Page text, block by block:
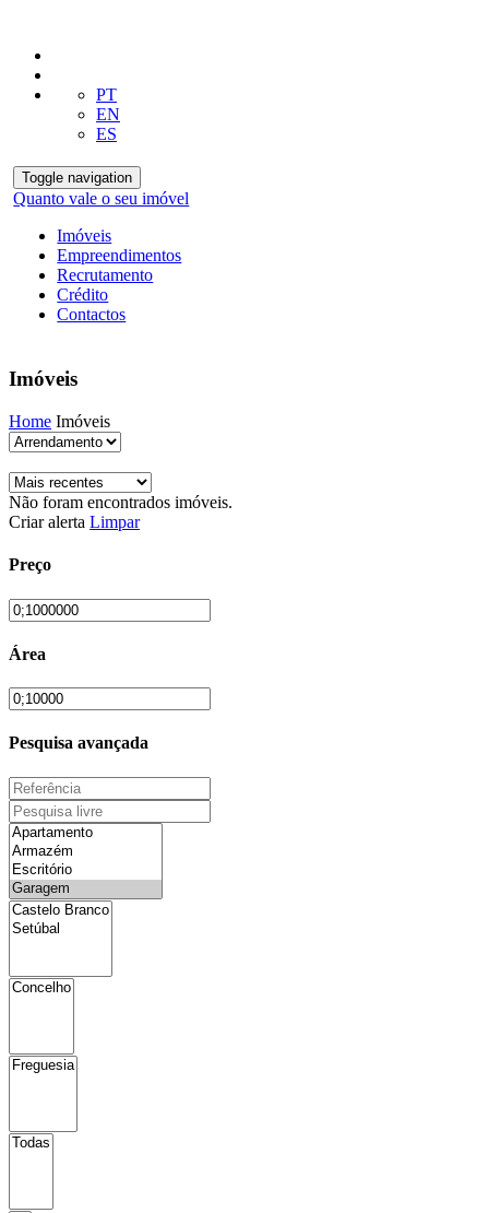
PT
EN
ES
Toggle navigation
Quanto vale o seu imóvel
Imóveis
Empreendimentos
Recrutamento
Crédito
Contactos
Imóveis
Home Imóveis
Não foram encontrados imóveis.
Criar alerta Limpar
Preço
Área
Pesquisa avançada